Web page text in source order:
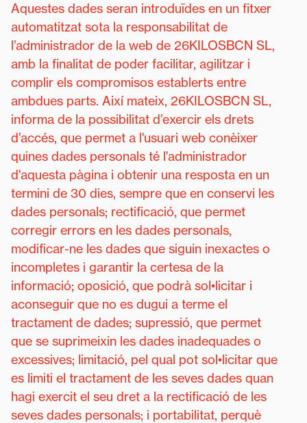
Aquestes dades seran introduïdes en un fitxer
automatitzat sota la responsabilitat de
l’administrador de la web de 26KILOSBCN SL,
amb la finalitat de poder facilitar, agilitzar i
complir els compromisos establerts entre
ambdues parts. Així mateix, 26KILOSBCN SL,
informa de la possibilitat d’exercir els drets
d’accés, que permet a l'usuari web conèixer
quines dades personals té l'administrador
d'aquesta pàgina i obtenir una resposta en un
termini de 30 dies, sempre que en conservi les
dades personals; rectificació, que permet
corregir errors en les dades personals,
modificar-ne les dades que siguin inexactes o
incompletes i garantir la certesa de la
informació; oposició, que podrà sol•licitar i
aconseguir que no es dugui a terme el
tractament de dades; supressió, que permet
que se suprimeixin les dades inadequades o
excessives; limitació, pel qual pot sol•licitar que
es limiti el tractament de les seves dades quan
hagi exercit el seu dret a la rectificació de les
seves dades personals; i portabilitat, perquè